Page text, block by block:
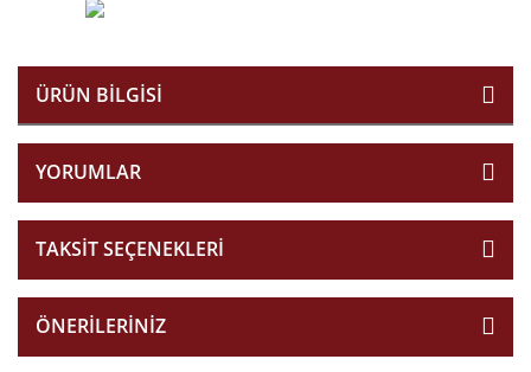
ÜRÜN BILGISI
YORUMLAR
TAKSIT SEÇENEKLERI
ÖNERILERINIZ